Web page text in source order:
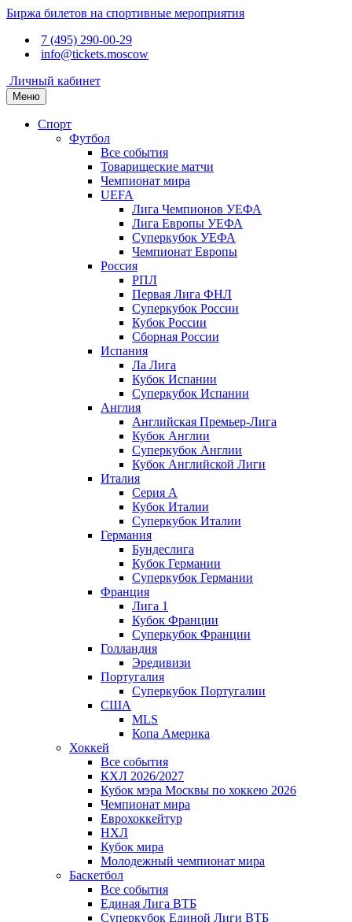
Биржа билетов на спортивные мероприятия
7 (495) 290-00-29
info@tickets.moscow
Личный кабинет
Меню
Спорт
Футбол
Все события
Товарищеские матчи
Чемпионат мира
UEFA
Лига Чемпионов УЕФА
Лига Европы УЕФА
Суперкубок УЕФА
Чемпионат Европы
Россия
РПЛ
Первая Лига ФНЛ
Суперкубок России
Кубок России
Сборная России
Испания
Ла Лига
Кубок Испании
Суперкубок Испании
Англия
Английская Премьер-Лига
Кубок Англии
Суперкубок Англии
Кубок Английской Лиги
Италия
Серия А
Кубок Италии
Суперкубок Италии
Германия
Бундеслига
Кубок Германии
Суперкубок Германии
Франция
Лига 1
Кубок Франции
Суперкубок Франции
Голландия
Эредивизи
Португалия
Суперкубок Португалии
США
MLS
Копа Америка
Хоккей
Все события
КХЛ 2026/2027
Кубок мэра Москвы по хоккею 2026
Чемпионат мира
Еврохоккейтур
НХЛ
Кубок мира
Молодежный чемпионат мира
Баскетбол
Все события
Единая Лига ВТБ
Суперкубок Единой Лиги ВТБ